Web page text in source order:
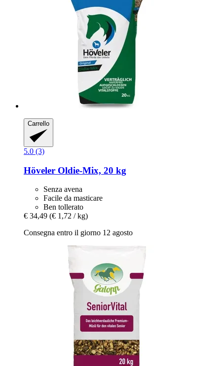
Carrello
5.0 (3)
Höveler Oldie-​Mix, 20 kg
Senza avena
Facile da masticare
Ben tollerato
€ 34,49 (€ 1,72 / kg)
Consegna entro il giorno 12 agosto